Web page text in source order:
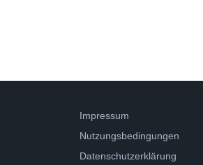
Impressum
Nutzungsbedingungen
Datenschutzerklärung